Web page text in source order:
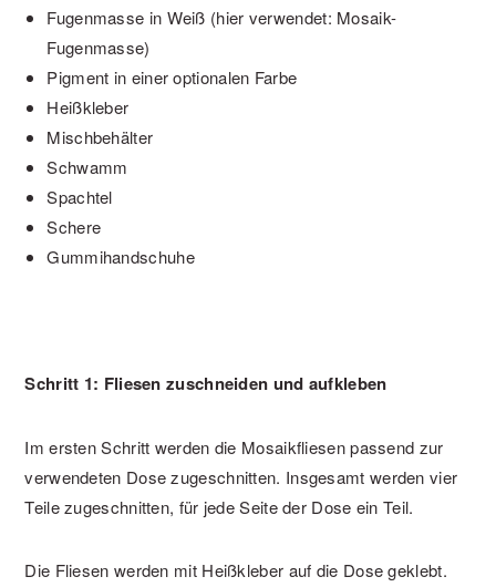
Fugenmasse in Weiß (hier verwendet: Mosaik-
Fugenmasse)
Pigment in einer optionalen Farbe
Heißkleber
Mischbehälter
Schwamm
Spachtel
Schere
Gummihandschuhe
Schritt 1: Fliesen zuschneiden und aufkleben
Im ersten Schritt werden die Mosaikfliesen passend zur
verwendeten Dose zugeschnitten. Insgesamt werden vier
Teile zugeschnitten, für jede Seite der Dose ein Teil.
Die Fliesen werden mit Heißkleber auf die Dose geklebt.